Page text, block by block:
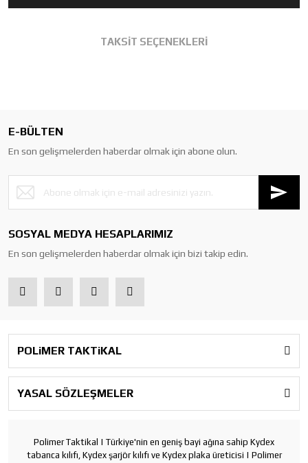
TAKSİT SEÇENEKLERİ
E-BÜLTEN
En son gelişmelerden haberdar olmak için abone olun.
SOSYAL MEDYA HESAPLARIMIZ
En son gelişmelerden haberdar olmak için bizi takip edin.
POLiMER TAKTiKAL
YASAL SÖZLEŞMELER
Polimer Taktikal | Türkiye'nin en geniş bayi ağına sahip Kydex
tabanca kılıfı, Kydex şarjör kılıfı ve Kydex plaka üreticisi | Polimer